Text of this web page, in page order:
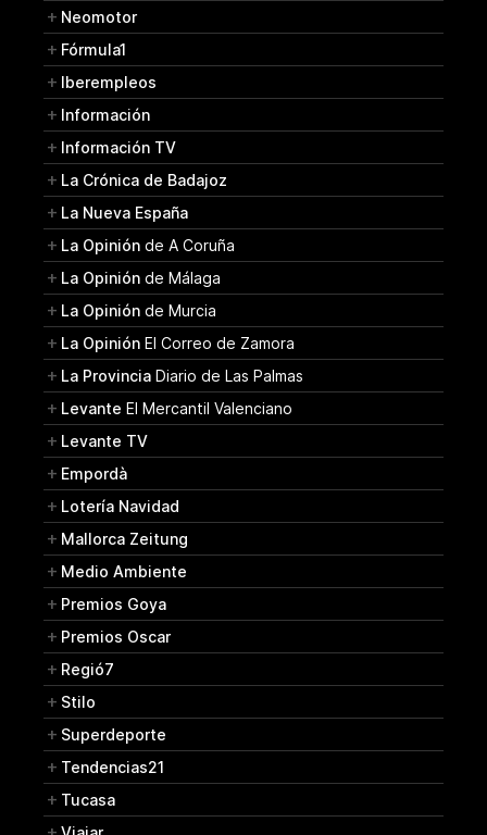
Neomotor
Fórmula1
Iberempleos
Información
Información TV
La Crónica de Badajoz
La Nueva España
La Opinión de A Coruña
La Opinión de Málaga
La Opinión de Murcia
La Opinión El Correo de Zamora
La Provincia Diario de Las Palmas
Levante El Mercantil Valenciano
Levante TV
Empordà
Lotería Navidad
Mallorca Zeitung
Medio Ambiente
Premios Goya
Premios Oscar
Regió7
Stilo
Superdeporte
Tendencias21
Tucasa